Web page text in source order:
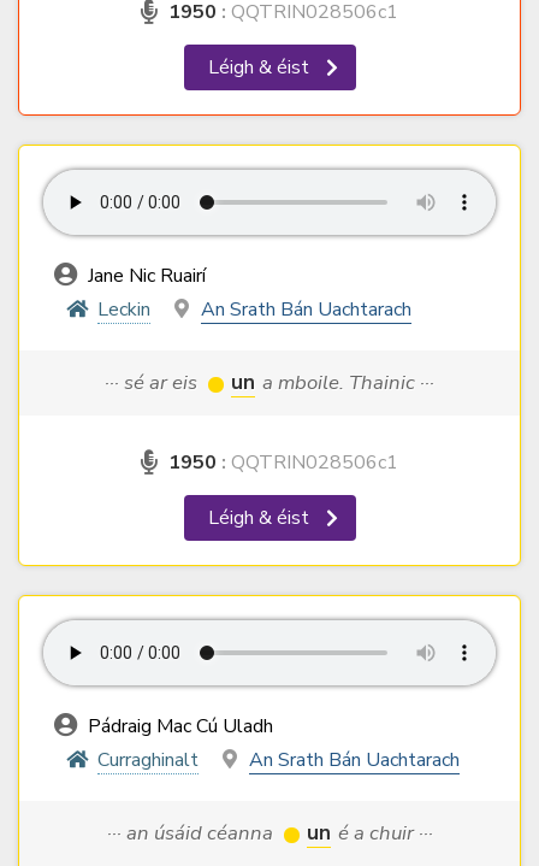
1950 : QQTRIN028506c1
Léigh & éist
Jane Nic Ruairí
Leckin
An Srath Bán Uachtarach
··· sé ar eis un a mboile. Thainic ···
1950 : QQTRIN028506c1
Léigh & éist
Pádraig Mac Cú Uladh
Curraghinalt
An Srath Bán Uachtarach
··· an úsáid céanna un é a chuir ···